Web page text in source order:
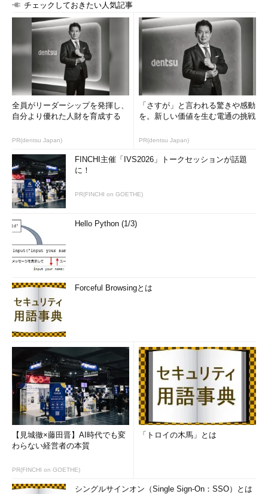
チェックしておきたい人気記事
全員がリーダーシップを発揮し、
自分より優れた人財を育成する
PR(dentsu Japan)
「さすが」と言われる驚きや感動
を。新しい価値を生む電通の挑戦
PR(dentsu Japan)
FINCHI主催「IVS2026」トークセッションが話題
に！
PR(FINCHI on GOETHE)
Hello Python (1/3)
Forceful Browsingとは
【見城徹×藤田晋】AI時代でも変
わらない経営者の本質
PR(FINCHI on GOETHE)
「トロイの木馬」とは
シングルサインオン（Single Sign-On：SSO）とは